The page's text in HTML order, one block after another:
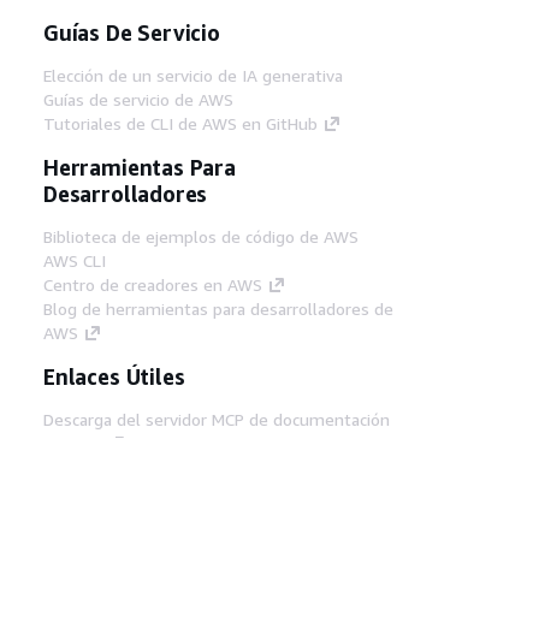
Guías De Servicio
Elección de un servicio de IA generativa
Guías de servicio de AWS
Tutoriales de CLI de AWS en GitHub
Herramientas Para
Desarrolladores
Biblioteca de ejemplos de código de AWS
AWS CLI
Centro de creadores en AWS
Blog de herramientas para desarrolladores de
AWS
Enlaces Útiles
Descarga del servidor MCP de documentación